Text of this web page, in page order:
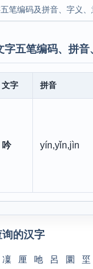
笔编码及拼音、字义、
字五笔编码、拼音
文字 拼音
吟 yín,yǐn,jìn
询的汉字
凜 厘 吔 呂 圜 坙